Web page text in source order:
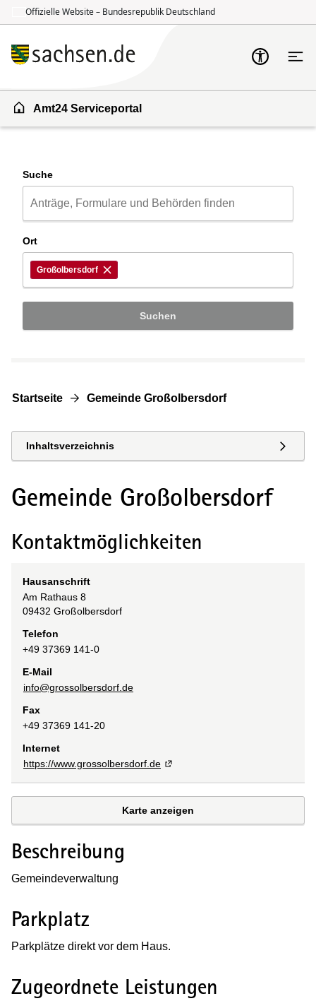
Offizielle Website – Bundesrepublik Deutschland
Amt24 Serviceportal
Suche
Ort
Großolbersdorf
Suchen
Startseite Gemeinde Großolbersdorf
Inhaltsverzeichnis
Gemeinde Großolbersdorf
Kontaktmöglichkeiten
Hausanschrift
Am Rathaus 8
09432 Großolbersdorf
Telefon
+49 37369 141-0
E-Mail
info@grossolbersdorf.de
Fax
+49 37369 141-20
Internet
https://www.grossolbersdorf.de
Karte anzeigen
Beschreibung
Gemeindeverwaltung
Parkplatz
Parkplätze direkt vor dem Haus.
Zugeordnete Leistungen